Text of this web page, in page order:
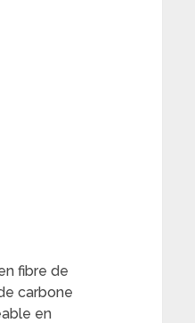
fibre de
carbone
en